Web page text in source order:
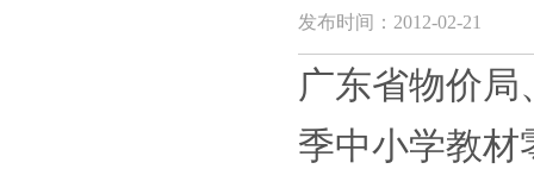
发布时间：2012-02-21
广东省物价局
季中小学教材